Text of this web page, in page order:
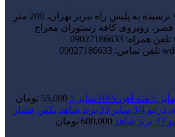
نرسیده به پلیس راه تبریز تهران، 200 متر
قصر، روبروی کافه رستوران معراج
تلفن همراه: 09027186633
تلفن تماس: 09027186633
مته آهن HSS سایز 6 55,000 تومان
بکس فشار
680,000 تومان